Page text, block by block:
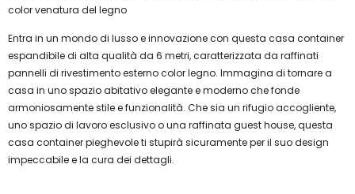
color venatura del legno
Entra in un mondo di lusso e innovazione con questa casa container
espandibile di alta qualità da 6 metri, caratterizzata da raffinati
pannelli di rivestimento esterno color legno. Immagina di tornare a
casa in uno spazio abitativo elegante e moderno che fonde
armoniosamente stile e funzionalità. Che sia un rifugio accogliente,
uno spazio di lavoro esclusivo o una raffinata guest house, questa
casa container pieghevole ti stupirà sicuramente per il suo design
impeccabile e la cura dei dettagli.